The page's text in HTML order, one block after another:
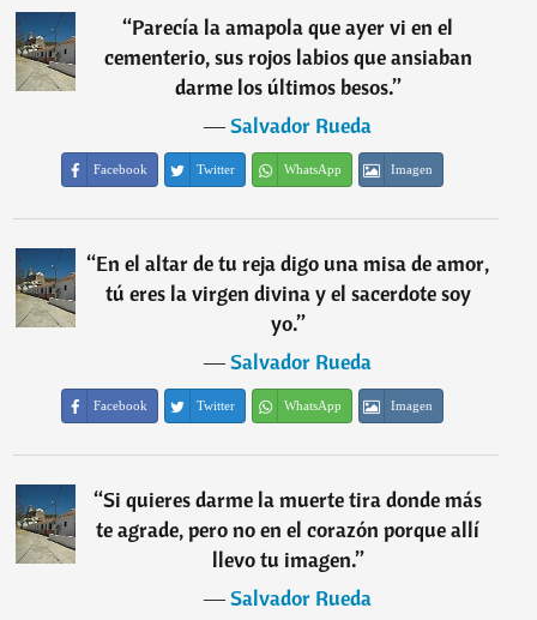
“Parecía la amapola que ayer vi en el
cementerio, sus rojos labios que ansiaban
darme los últimos besos.”
―Salvador Rueda
Facebook Twitter WhatsApp Imagen
“En el altar de tu reja digo una misa de amor,
tú eres la virgen divina y el sacerdote soy
yo.”
―Salvador Rueda
Facebook Twitter WhatsApp Imagen
“Si quieres darme la muerte tira donde más
te agrade, pero no en el corazón porque allí
llevo tu imagen.”
―Salvador Rueda